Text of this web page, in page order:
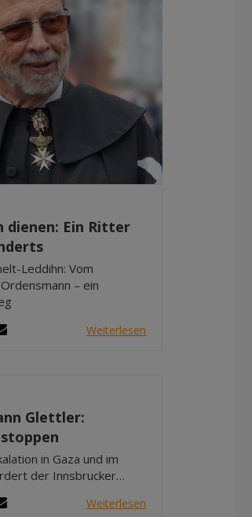
dienen: Ein Ritter
Leddihn: Vom
– ein
Weiterlesen
Glettler:
in Gaza und im
der Innsbrucker
Weiterlesen